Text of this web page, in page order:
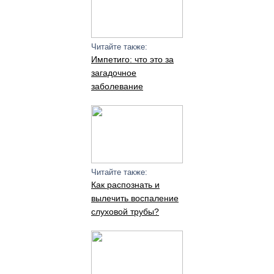
Читайте также:
Импетиго: что это за
загадочное
заболевание
Читайте также:
Как распознать и
вылечить воспаление
слуховой трубы?